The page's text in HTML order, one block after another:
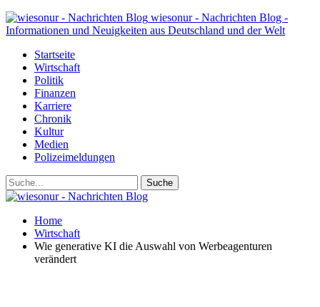
wiesonur - Nachrichten Blog -
Informationen und Neuigkeiten aus Deutschland und der Welt
Startseite
Wirtschaft
Politik
Finanzen
Karriere
Chronik
Kultur
Medien
Polizeimeldungen
Home
Wirtschaft
Wie generative KI die Auswahl von Werbeagenturen
verändert